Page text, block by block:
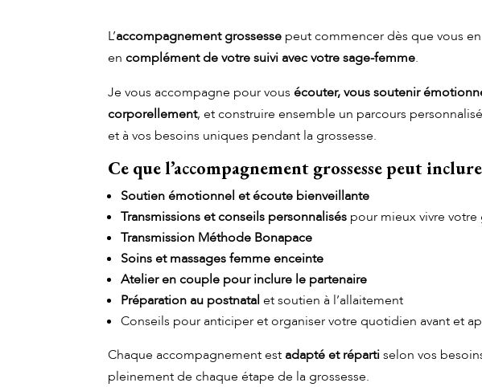
L’accompagnement grossesse peut commencer dès que vous
encomplément de votre suivi avec votre sage-femme.
Je vous accompagne pour vousécouter, vous soutenir
corporellement, et construire ensemble un parcours
et à vos besoins uniques pendant la grossesse.
Ce que l’accompagnement grossesse peut inclure
Soutien émotionnel et écoute bienveillante
Transmissions et conseils personnalisés pour mieux vivre votre
Transmission Méthode Bonapace
Soins et massages femme enceinte
Atelier en couple pour inclure le partenaire
Préparation au postnatal et soutien à l’allaitement
Conseils pour anticiper et organiser votre quotidien avant et
Chaque accompagnement est adapté et répartiselon vos
pleinement de chaque étape de la grossesse.